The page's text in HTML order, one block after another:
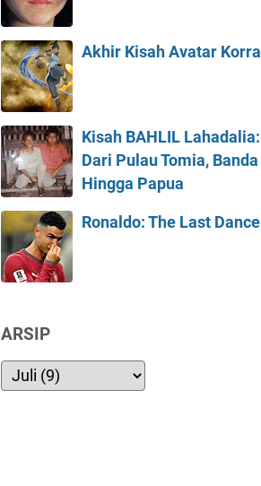
Akhir Kisah Avatar Korra
Kisah BAHLIL Lahadalia:
Dari Pulau Tomia, Banda
Hingga Papua
Ronaldo: The Last Dance
ARSIP